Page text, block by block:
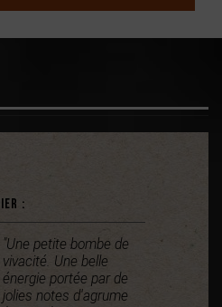
:
"Une petite bombe de
vivacité. Une belle
énergie portée par de
jolies notes d'agrume